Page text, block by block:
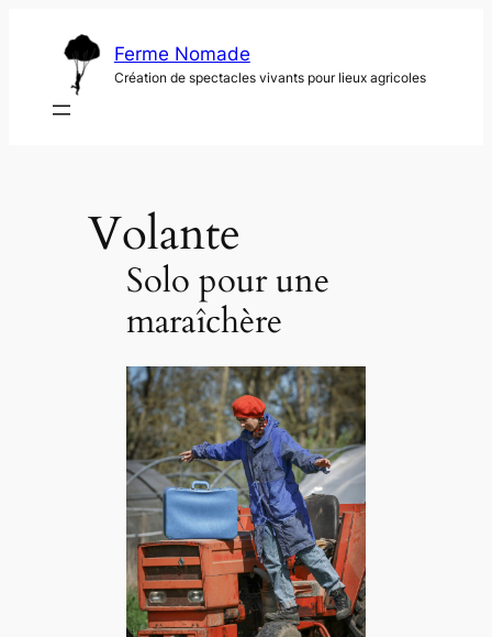
contenu
Ferme Nomade
Création de spectacles vivants pour lieux agricoles
Volante
Solo pour une
maraîchère